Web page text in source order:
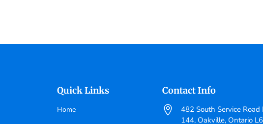
Quick Links
Home
Contact Info

482 South Service Road
144, Oakville, Ontario